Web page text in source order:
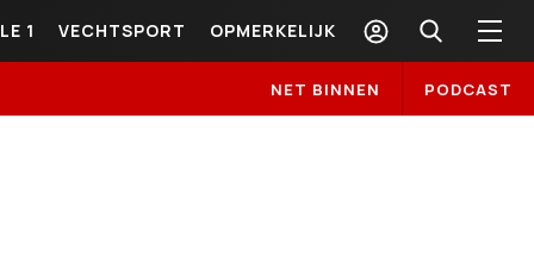
1 VECHTSPORT OPMERKELIJK
NET BINNEN PODCAST